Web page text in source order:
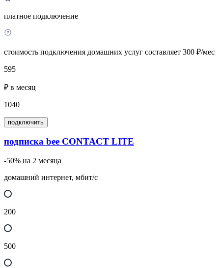
платное подключение
стоимость подключения домашних услуг составляет 300 ₽/мес
595
₽ в месяц
1040
подключить
подписка bee CONTACT LITE
-50% на 2 месяца
домашний интернет, мбит/с
200
500